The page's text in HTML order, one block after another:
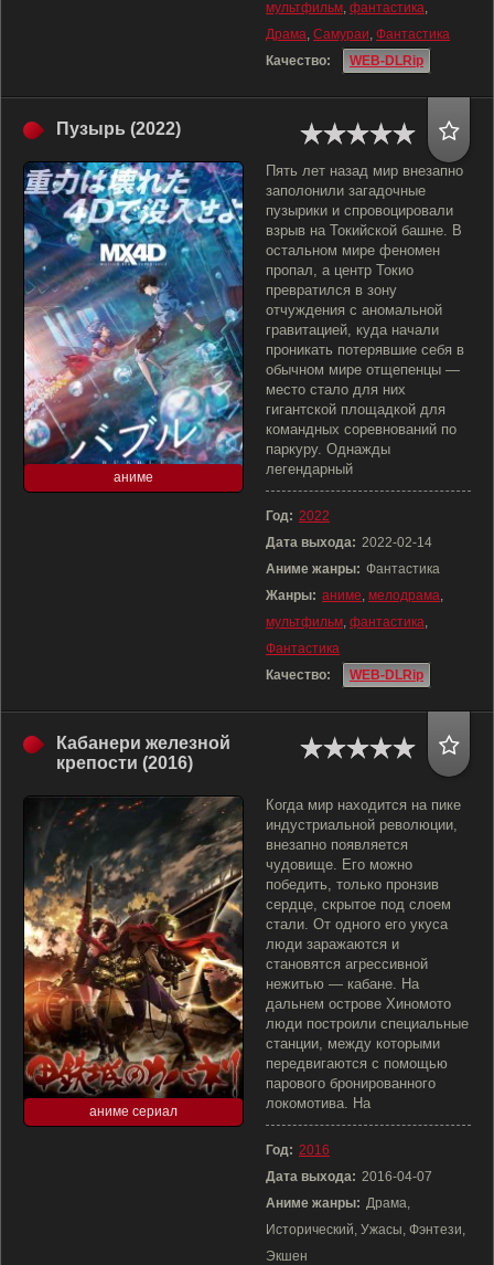
мультфильм, фантастика,
Драма, Самураи, Фантастика
Качество:
WEB-DLRip
Пузырь (2022)
аниме
Пять лет назад мир внезапно
заполонили загадочные
пузырики и спровоцировали
взрыв на Токийской башне. В
остальном мире феномен
пропал, а центр Токио
превратился в зону
отчуждения с аномальной
гравитацией, куда начали
проникать потерявшие себя в
обычном мире отщепенцы —
место стало для них
гигантской площадкой для
командных соревнований по
паркуру. Однажды
легендарный
Год: 2022
Дата выхода: 2022-02-14
Аниме жанры: Фантастика
Жанры: аниме, мелодрама,
мультфильм, фантастика,
Фантастика
Качество:
WEB-DLRip
Кабанери железной
крепости (2016)
аниме сериал
Когда мир находится на пике
индустриальной революции,
внезапно появляется
чудовище. Его можно
победить, только пронзив
сердце, скрытое под слоем
стали. От одного его укуса
люди заражаются и
становятся агрессивной
нежитью — кабане. На
дальнем острове Хиномото
люди построили специальные
станции, между которыми
передвигаются с помощью
парового бронированного
локомотива. На
Год: 2016
Дата выхода: 2016-04-07
Аниме жанры: Драма,
Исторический, Ужасы, Фэнтези,
Экшен